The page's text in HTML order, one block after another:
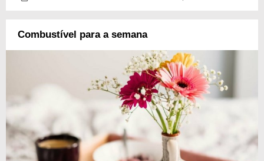
Combustível para a semana